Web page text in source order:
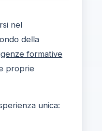
nel
della
formative
proprie
unica: